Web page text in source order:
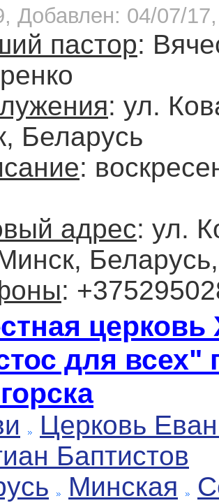
Добавлен: 04/07/
пастор:
: ул.
Беларусь
:
адрес: ул.
:
для всех"
Церковь
Баптистов
Минская